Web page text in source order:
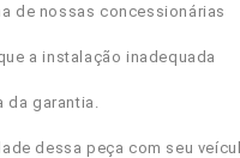
de nossas concessionárias
a instalação inadequada
da garantia.
dessa peça com seu